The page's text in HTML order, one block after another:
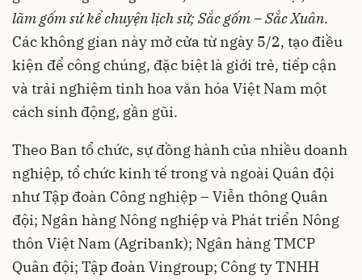
lãm gốm sứ kể chuyện lịch sử; Sắc gốm – Sắc Xuân.
Các không gian này mở cửa từ ngày 5/2, tạo điều
kiện để công chúng, đặc biệt là giới trẻ, tiếp cận
và trải nghiệm tinh hoa văn hóa Việt Nam một
cách sinh động, gần gũi.
Theo Ban tổ chức, sự đồng hành của nhiều doanh
nghiệp, tổ chức kinh tế trong và ngoài Quân đội
như Tập đoàn Công nghiệp – Viễn thông Quân
đội; Ngân hàng Nông nghiệp và Phát triển Nông
thôn Việt Nam (Agribank); Ngân hàng TMCP
Quân đội; Tập đoàn Vingroup; Công ty TNHH